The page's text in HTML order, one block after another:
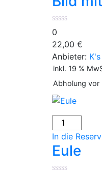
Menge
0
22,00 €
Anbieter:
inkl. 19 %
Abholung vor
Eule
Menge
In die
Eule